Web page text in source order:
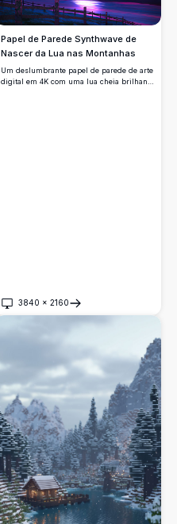
ou fundos de dispositivos móveis.
Papel de Parede Synthwave de
Nascer da Lua nas Montanhas
Um deslumbrante papel de parede de arte
digital em 4K com uma lua cheia brilhante
3840 × 2160
Abrir